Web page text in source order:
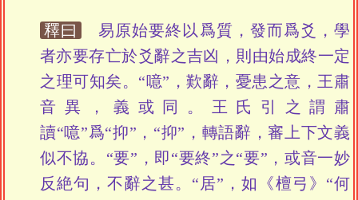
釋曰
易原始要終以爲質，發而爲爻，學
者亦要存亡於爻辭之吉凶，則由始成終一定
之理可知矣。“噫”，歎辭，憂患之意，王肅
音異，義或同。王氏引之謂肅
讀“噫”爲“抑”，“抑”，轉語辭，審上下文義
似不協。“要”，即“要終”之“要”，或音一妙
反絶句，不辭之甚。“居”，如《檀弓》“何